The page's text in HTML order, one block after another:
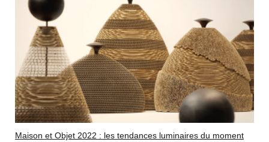
Maison et Objet 2022 : les tendances luminaires du moment